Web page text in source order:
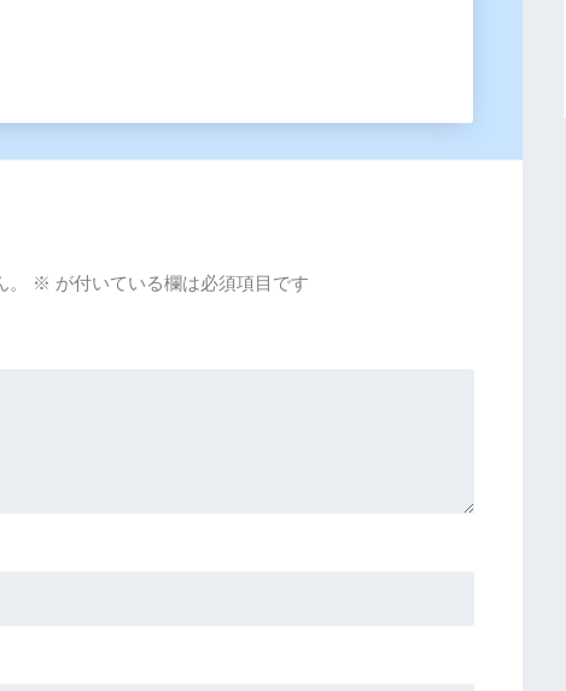
※ が付いている欄は必須項目です